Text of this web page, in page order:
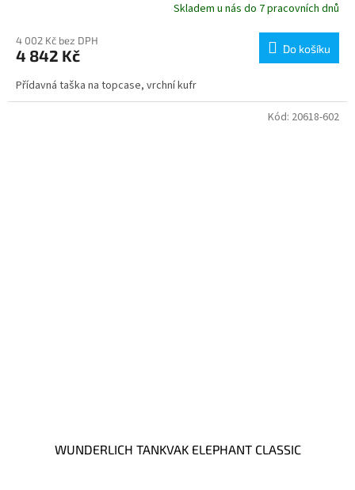
Skladem u nás do 7 pracovních dnů
4 002 Kč bez DPH
4 842 Kč Do košíku
Přídavná taška na topcase, vrchní kufr
WUNDERLICH TANKVAK ELEPHANT CLASSIC
Kód: 20618-602